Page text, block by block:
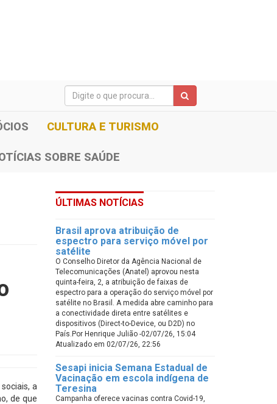
CULTURA E TURISMO
SOBRE SAÚDE
a
de que
ÚLTIMAS NOTÍCIAS
Brasil aprova atribuição de
espectro para serviço móvel por
satélite
O Conselho Diretor da Agência Nacional de
Telecomunicações (Anatel) aprovou nesta
quinta-feira, 2, a atribuição de faixas de
espectro para a operação do serviço móvel por
satélite no Brasil. A medida abre caminho para
a conectividade direta entre satélites e
dispositivos (Direct-to-Device, ou D2D) no
País.Por Henrique Julião -02/07/26, 15:04
Atualizado em 02/07/26, 22:56
Sesapi inicia Semana Estadual de
Vacinação em escola indígena de
Teresina
Campanha oferece vacinas contra Covid-19,